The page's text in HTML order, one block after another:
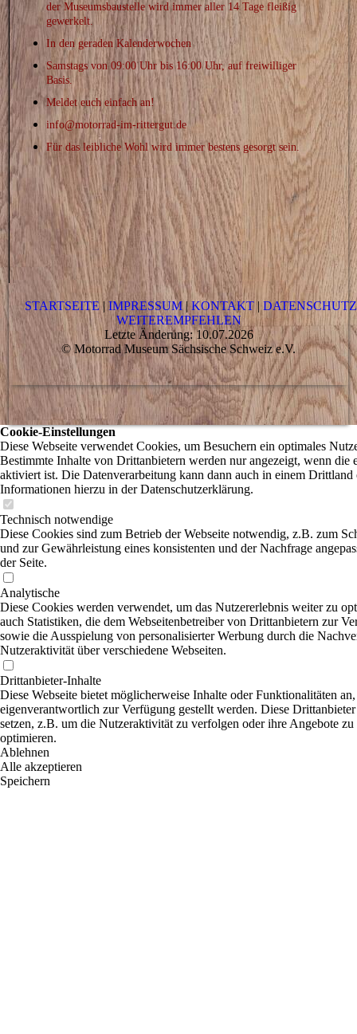
der Museumsbaustelle wird immer aller 14 Tage fleißig
gewerkelt.
In dengeraden Kalenderwochen
Samstagsvon 09:00 Uhr bis 16:00 Uhr, auf freiwilliger
Basis.
Meldet euch einfach an!
info@motorrad-im-rittergut.de
Für das leibliche Wohl wird immer bestens gesorgt sein.
STARTSEITE |IMPRESSUM |KONTAKT |
WEITEREMPFEHLEN
Letzte Änderung: 10.07.2026
© Motorrad Museum Sächsische Schweiz e.V.
Cookie-Einstellungen
Diese Webseite verwendet Cookies, um Besuchern ein optimales
Bestimmte Inhalte von Drittanbietern werden nur angezeigt, wenn die
aktiviert ist. Die Datenverarbeitung kann dann auch in einem Drittland
Informationen hierzu in der Datenschutzerklärung.
Technisch notwendige
Diese Cookies sind zum Betrieb der Webseite notwendig, z.B. zum
und zur Gewährleistung eines konsistenten und der Nachfrage
der Seite.
Analytische
Diese Cookies werden verwendet, um das Nutzererlebnis weiter zu
auch Statistiken, die dem Webseitenbetreiber von Drittanbietern zur
sowie die Ausspielung von personalisierter Werbung durch die
Nutzeraktivität über verschiedene Webseiten.
Drittanbieter-Inhalte
Diese Webseite bietet möglicherweise Inhalte oder Funktionalitäten
eigenverantwortlich zur Verfügung gestellt werden. Diese
setzen, z.B. um die Nutzeraktivität zu verfolgen oder ihre Angebote zu
optimieren.
Ablehnen
Alle akzeptieren
Speichern